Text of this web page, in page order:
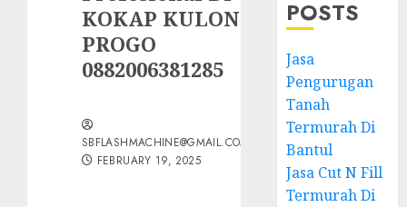
KOKAP KULON
PROGO
0882006381285
SBFLASHMACHINE@GMAIL.COM
FEBRUARY 19, 2025
POSTS
Jasa
Pengurugan
Tanah
Termurah Di
Bantul
Jasa Cut N Fill
Termurah Di